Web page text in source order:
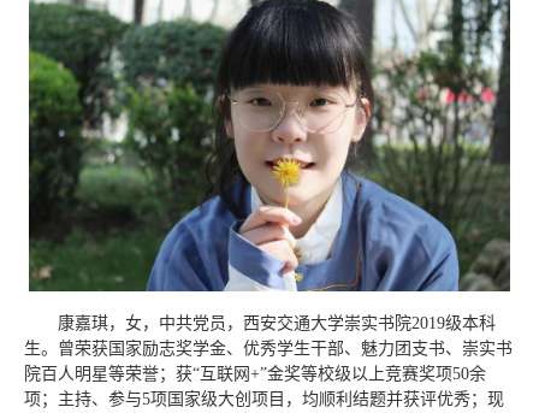
康嘉琪，女，中共党员，西安交通大学崇实书院2019级本科
生。曾荣获国家励志奖学金、优秀学生干部、魅力团支书、崇实书
院百人明星等荣誉；获“互联网+”金奖等校级以上竞赛奖项50余
项；主持、参与5项国家级大创项目，均顺利结题并获评优秀；现